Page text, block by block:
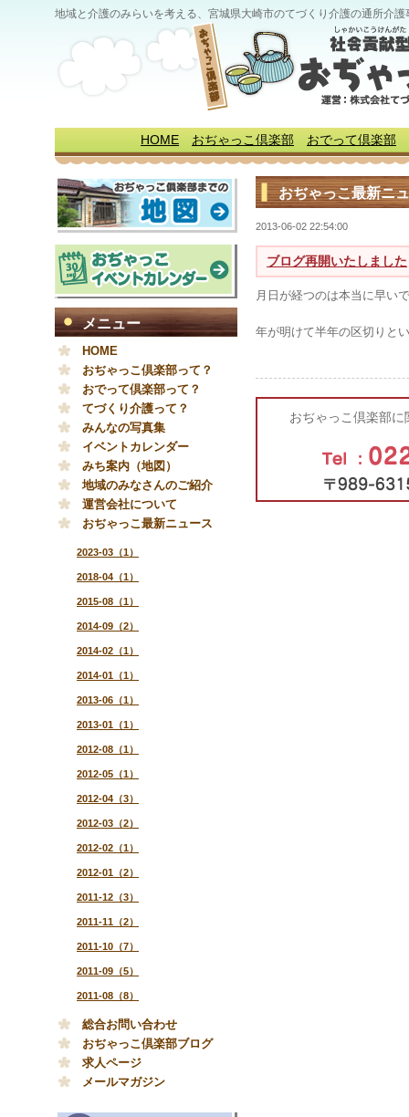
地域と介護のみらいを考える、宮城県大崎市のてづくり介護の通所介
HOME おぢゃっこ倶楽部 おでって倶楽部
おぢゃっこ最新ニ
2013-06-02 22:54:00
ブログ再開いたしました
月日が経つのは本当に早い
年が明けて半年の区切りと
おぢゃっこ倶楽部
メニュー
HOME
おぢゃっこ倶楽部って？
おでって倶楽部って？
てづくり介護って？
みんなの写真集
イベントカレンダー
みち案内（地図）
地域のみなさんのご紹介
運営会社について
おぢゃっこ最新ニュース
2023-03（1）
2018-04（1）
2015-08（1）
2014-09（2）
2014-02（1）
2014-01（1）
2013-06（1）
2013-01（1）
2012-08（1）
2012-05（1）
2012-04（3）
2012-03（2）
2012-02（1）
2012-01（2）
2011-12（3）
2011-11（2）
2011-10（7）
2011-09（5）
2011-08（8）
総合お問い合わせ
おぢゃっこ倶楽部ブログ
求人ページ
メールマガジン